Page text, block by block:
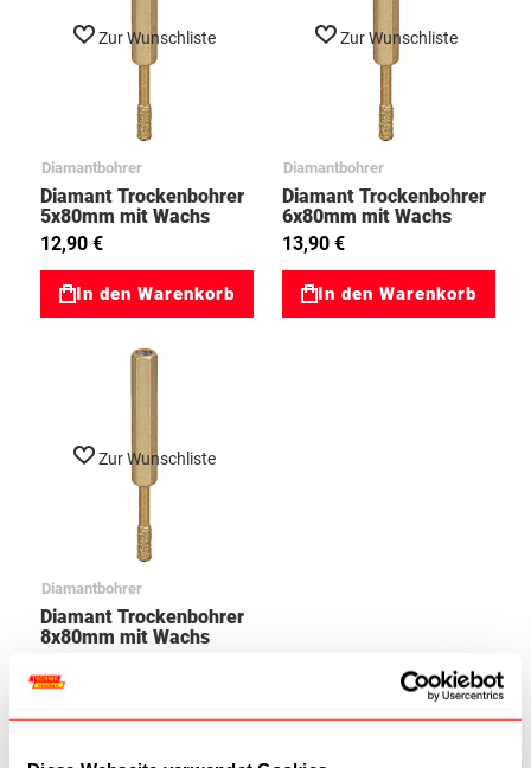
Zur Wunschliste
Diamantbohrer
Diamant Trockenbohrer
5x80mm mit Wachs
(Feinsteinzeug-
Fliesenbohrer)
90308305
12,90 €
In den Warenkorb
Zur Wunschliste
Diamantbohrer
Diamant Trockenbohrer
6x80mm mit Wachs
(Feinsteinzeug-
Fliesenbohrer)
90308306
13,90 €
In den Warenkorb
Zur Wunschliste
Diamantbohrer
Diamant Trockenbohrer
8x80mm mit Wachs
Fliesenbohrer)
In den Warenkorb